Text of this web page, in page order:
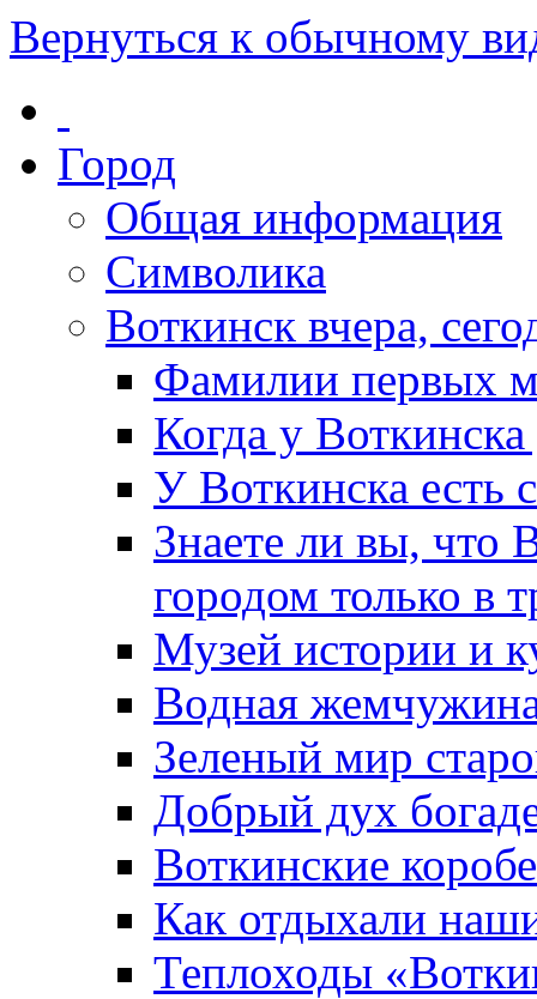
Вернуться к обычному
Город
Общая информация
Символика
Воткинск вчера,
Фамилии первых
Когда у
У Воткинска есть
Знаете ли вы, что
городом только в
Музей истории и
Водная
Зеленый мир
Добрый дух
Воткинские
Как отдыхали
Теплоходы